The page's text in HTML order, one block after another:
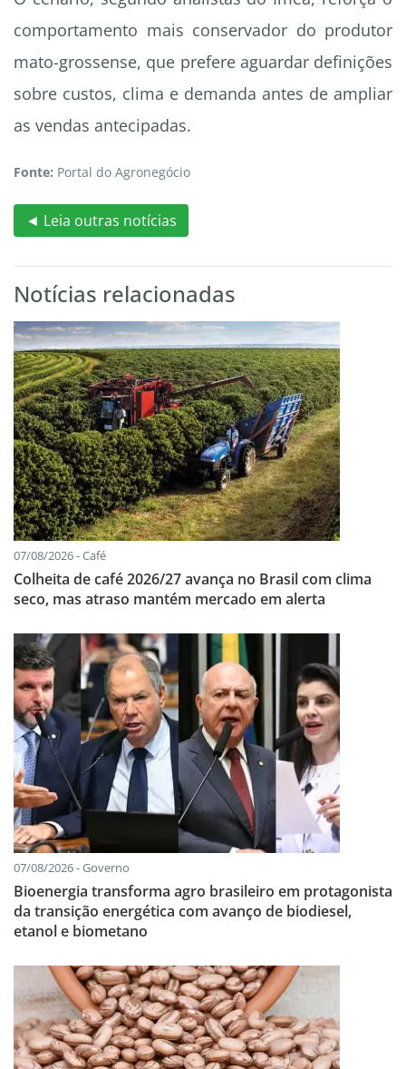
comportamento mais conservador do produtor
mato-grossense, que prefere aguardar definições
sobre custos, clima e demanda antes de ampliar
as vendas antecipadas.
Fonte: Portal do Agronegócio
◄ Leia outras notícias
Notícias relacionadas
07/08/2026 - Café
Colheita de café 2026/27 avança no Brasil com clima
seco, mas atraso mantém mercado em alerta
07/08/2026 - Governo
Bioenergia transforma agro brasileiro em protagonista
da transição energética com avanço de biodiesel,
etanol e biometano